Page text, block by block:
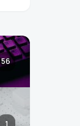
56
1